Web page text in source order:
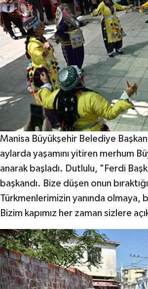
Manisa Büyükşehir Belediye
aylarda yaşamını yitiren merhum
anarak başladı. Dutlulu, "Ferdi
başkandı. Bize düşen onun
Türkmenlerimizin yanında
Bizim kapımız her zaman sizlere